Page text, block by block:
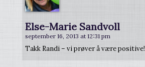
Else-Marie Sandvoll
september 16, 2013 at 12:31 pm
Takk Randi – vi prøver å være positive!